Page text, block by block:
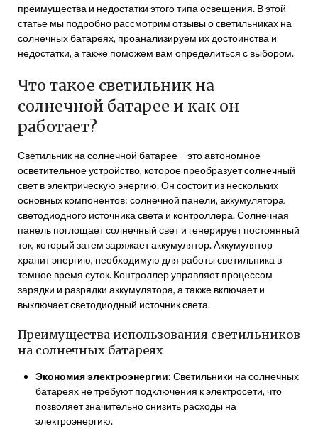
преимущества и недостатки этого типа освещения. В этой
статье мы подробно рассмотрим отзывы о светильниках на
солнечных батареях, проанализируем их достоинства и
недостатки, а также поможем вам определиться с выбором.
Что такое светильник на
солнечной батарее и как он
работает?
Светильник на солнечной батарее – это автономное
осветительное устройство, которое преобразует солнечный
свет в электрическую энергию. Он состоит из нескольких
основных компонентов: солнечной панели, аккумулятора,
светодиодного источника света и контроллера. Солнечная
панель поглощает солнечный свет и генерирует постоянный
ток, который затем заряжает аккумулятор. Аккумулятор
хранит энергию, необходимую для работы светильника в
темное время суток. Контроллер управляет процессом
зарядки и разрядки аккумулятора, а также включает и
выключает светодиодный источник света.
Преимущества использования светильников
на солнечных батареях
Экономия электроэнергии: Светильники на солнечных
батареях не требуют подключения к электросети, что
позволяет значительно снизить расходы на
электроэнергию.